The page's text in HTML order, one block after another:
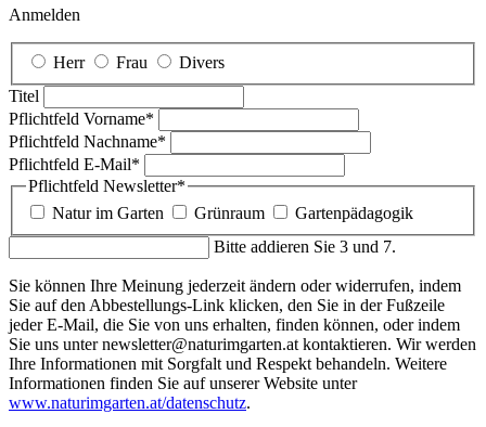
Anmelden
Herr Frau
Divers
Titel
Pflichtfeld Vorname*
Pflichtfeld Nachname*
Pflichtfeld E-Mail*
Pflichtfeld Newsletter*
Natur im Garten
Grünraum
Gartenpädagogik
Bitte addieren Sie 3 und 7.
Sie können Ihre Meinung jederzeit ändern oder widerrufen, indem
Sie auf den Abbestellungs-Link klicken, den Sie in der Fußzeile
jeder E-Mail, die Sie von uns erhalten, finden können, oder indem
Sie uns unter newsletter@naturimgarten.at kontaktieren. Wir werden
Ihre Informationen mit Sorgfalt und Respekt behandeln. Weitere
Informationen finden Sie auf unserer Website unter
www.naturimgarten.at/datenschutz.